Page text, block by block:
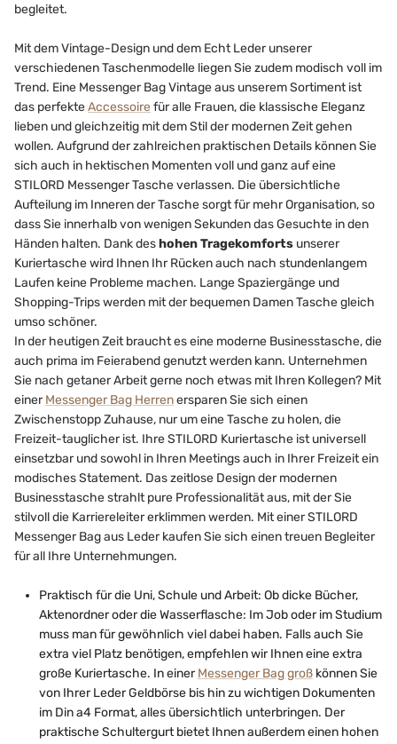
begleitet.
Mit dem Vintage-Design und dem Echt Leder unserer
verschiedenen Taschenmodelle liegen Sie zudem modisch voll im
Trend. Eine Messenger Bag Vintage aus unserem Sortiment ist
das perfekteAccessoire für alle Frauen, die klassische Eleganz
lieben und gleichzeitig mit dem Stil der modernen Zeit gehen
wollen. Aufgrund der zahlreichen praktischen Details können Sie
sich auch in hektischen Momenten voll und ganz auf eine
STILORD Messenger Tasche verlassen. Die übersichtliche
Aufteilung im Inneren der Tasche sorgt für mehr Organisation, so
dass Sie innerhalb von wenigen Sekunden das Gesuchte in den
Händen halten. Dank deshohen Tragekomforts unserer
Kuriertasche wird Ihnen Ihr Rücken auch nach stundenlangem
Laufen keine Probleme machen. Lange Spaziergänge und
Shopping-Trips werden mit der bequemen Damen Tasche gleich
umso schöner.
In der heutigen Zeit braucht es eine moderne Businesstasche, die
auch prima im Feierabend genutzt werden kann. Unternehmen
Sie nach getaner Arbeit gerne noch etwas mit Ihren Kollegen? Mit
einerMessenger Bag Herrenersparen Sie sich einen
Zwischenstopp Zuhause, nur um eine Tasche zu holen, die
Freizeit-tauglicher ist. Ihre STILORD Kuriertasche ist universell
einsetzbar und sowohl in Ihren Meetings auch in Ihrer Freizeit ein
modisches Statement. Das zeitlose Design der modernen
Businesstasche strahlt pure Professionalität aus, mit der Sie
stilvoll die Karriereleiter erklimmen werden. Mit einer STILORD
Messenger Bag aus Leder kaufen Sie sich einen treuen Begleiter
für all Ihre Unternehmungen.
Praktisch für die Uni, Schule und Arbeit: Ob dicke Bücher,
Aktenordner oder die Wasserflasche: Im Job oder im Studium
muss man für gewöhnlich viel dabei haben. Falls auch Sie
extra viel Platz benötigen, empfehlen wir Ihnen eine extra
große Kuriertasche. In einerMessenger Bag groß können Sie
von Ihrer Leder Geldbörse bis hin zu wichtigen Dokumenten
im Din a4 Format, alles übersichtlich unterbringen. Der
praktische Schultergurt bietet Ihnen außerdem einen hohen